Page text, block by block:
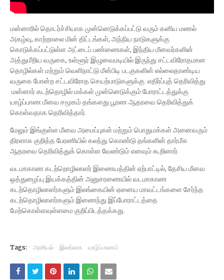
மன்னாரில் தொடர்ச்சியாக முன்னெடுக்கப்பட்டு வரும் கனிய மணல்
அகழ்வு, காற்றாலை மின் திட்டங்கள், அந்நிய நாடுகளுக்கு
கொடுக்கப்பட்டுள்ள அட்டைப் பண்ணைகள், இந்திய மீனவர்களின்
அத்துமீறிய வருகை, உள்ளூர் இழுவைமடியில் இருந்து சட்டவிரோதமான
தொழில்கள் மற்றும் வெளிநாட்டு மீன்பிடி படகுகளின் எல்லைதாண்டிய
வருகை போன்ற சட்டவிரோத செயற்பாடுகளுக்கு எதிர்ப்புத் தெரிவித்து
மன்னார் கடற்தொழில் மக்கள் முன்னெடுக்கும் போராட்டத்துக்கு
யாழ்ப்பாண மீனவ சமூகம் தங்களது பூரண ஆதரவை தெரிவித்துக்
கொள்வதாக தெரிவித்தார்.
மேலும் இங்குள்ள மீனவ அமைப்புகள் மற்றும் பொதுமக்கள் அனைவரும்
திரளாக குறித்த பேரணியில் கலந்து கொண்டு தங்களின் தார்மீக
ஆதரவை தெரிவித்துக் கொள்ள வேண்டும் எனவும் கூறினார்.
வடமாகாண கடற்றொழிலாளர் இணையத்தின் ஏற்பாட்டில், தேசிய மீனவ
ஒத்துழைப்பு இயக்கத்தின் அனுசரணையில் வடமாகாண
கடற்தொழிலாளர்களும் இலங்கையின் ஏனைய மாவட்டங்களை சேர்ந்த
கடற்தொழிலாளர்களும் இணைந்து இப்போராட்டத்தை
மேற்கொள்ளவுள்ளமை குறிப்பிடத்தக்கது.
Tags: அரசியல் இலங்கை யாழ்ப்பாணம்